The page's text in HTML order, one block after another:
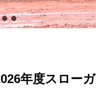
年度スロー